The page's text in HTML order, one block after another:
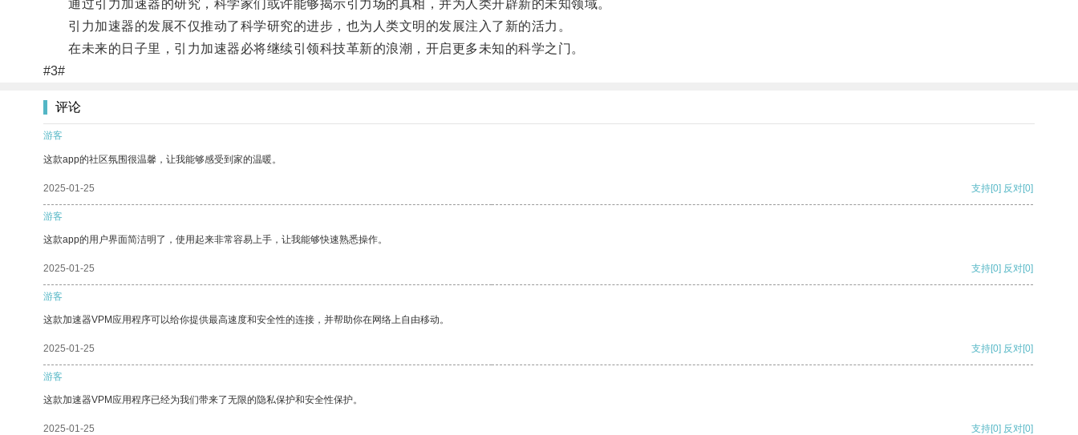
通过引力加速器的研究，科学家们或许能够揭示引力场的真相，并为人类开辟新的未知领域。
引力加速器的发展不仅推动了科学研究的进步，也为人类文明的发展注入了新的活力。
在未来的日子里，引力加速器必将继续引领科技革新的浪潮，开启更多未知的科学之门。
#3#
评论
游客
这款app的社区氛围很温馨，让我能够感受到家的温暖。
2025-01-25 支持[0] 反对[0]
游客
这款app的用户界面简洁明了，使用起来非常容易上手，让我能够快速熟悉操作。
2025-01-25 支持[0] 反对[0]
游客
这款加速器VPM应用程序可以给你提供最高速度和安全性的连接，并帮助你在网络上自由移动。
2025-01-25 支持[0] 反对[0]
游客
这款加速器VPM应用程序已经为我们带来了无限的隐私保护和安全性保护。
2025-01-25 支持[0] 反对[0]